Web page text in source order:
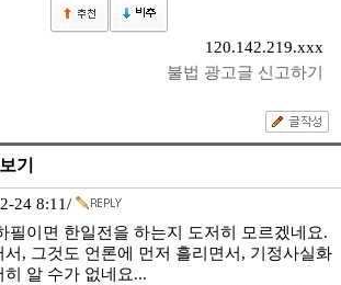
120.142.219.xxx
불법 광고글 신고하기
기
24 8:11/
필이면 한일전을 하는지 도저히 모르겠네요.
서, 그것도 언론에 먼저 흘리면서, 기정사실화
알 수가 없네요...